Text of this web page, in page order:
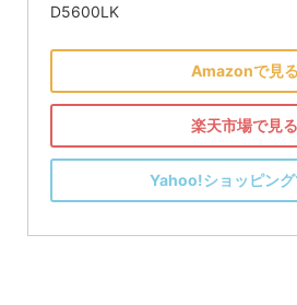
D5600LK
Amazonで見る
楽天市場で見る
Yahoo!ショッピング